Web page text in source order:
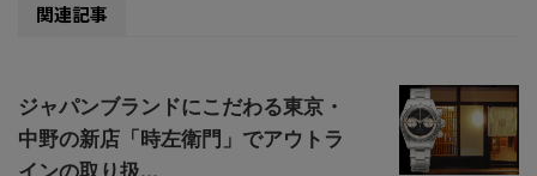
関連記事
ジャパンブランドにこだわる東京・
中野の新店「時左衛門」でアウトラ